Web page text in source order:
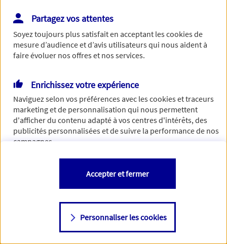
Vous disposez de droits sur les informations vous concernant. Pour
plus d’informations,cliquez ici.
Partagez vos attentes
Soyez toujours plus satisfait en acceptant lescookiesde
mesure d’audience et d’avis utilisateurs qui nous aident à
faire évoluer nos offres et nos services.
Enrichissez votre expérience
Naviguez selon vos préférences avec lescookies et traceurs
marketing et de personnalisation qui nous permettent
d'afficher du contenu adapté à vos centres d'intérêts, des
publicités personnalisées et de suivre la performance de nos
campagnes.
Vous êtes libre de les accepter, de les refuser comme de
changer d'avis à tout moment en allant sur
Consulter notre politique decookies
Personnaliser les cookies
Accepter et fermer